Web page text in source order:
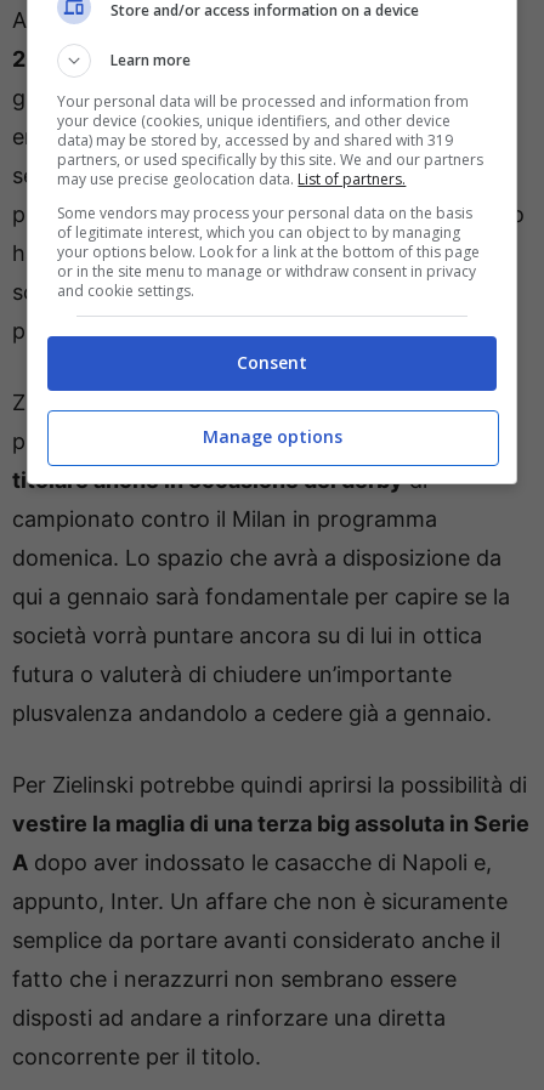
Arrivato all’Intera costo zero durante l’estate del
2024, ha un contratto con i nerazzurri fino al
giugno del 2028 e, piano piano, sembra che stia
entrando nelle grazie di Chivu, guadagnando
sempre più terreno nelle gerarchie del tecnico. Il
polacco è uno dei pallini di Luciano Spalletti che lo
ha avuto a Napoli in occasione della vittoria dello
scudetto del 2023, facendone un perno della
propria squadra.
Zielinski in questo momento sta cercando di
prendersi l’Inter con alcune possibilità di
titolare anche in occasione del derbydi
campionato contro il Milan in programma
domenica. Lo spazio che avrà a disposizione da
qui a gennaio sarà fondamentale per capire se la
società vorrà puntare ancora su di lui in ottica
futura o valuterà di chiudere un’importante
plusvalenza andandolo a cedere già a gennaio.
Per Zielinski potrebbe quindi aprirsi la possibilità di
vestire la maglia di una terza big assoluta in Serie
A dopo aver indossato le casacche di Napoli e,
appunto, Inter. Un affare che non è sicuramente
semplice da portare avanti considerato anche il
fatto che i nerazzurri non sembrano essere
disposti ad andare a rinforzare una diretta
concorrente per il titolo.
Store and/or access information on a device
Learn more
Your personal data will be processed and information from
your device (cookies, unique identifiers, and other device
data) may be stored by, accessed by and shared with 319
partners, or used specifically by this site. We and our partners
may use precise geolocation data. List of partners.
Some vendors may process your personal data on the basis
of legitimate interest, which you can object to by managing
your options below. Look for a link at the bottom of this page
or in the site menu to manage or withdraw consent in privacy
and cookie settings.
Consent
Manage options